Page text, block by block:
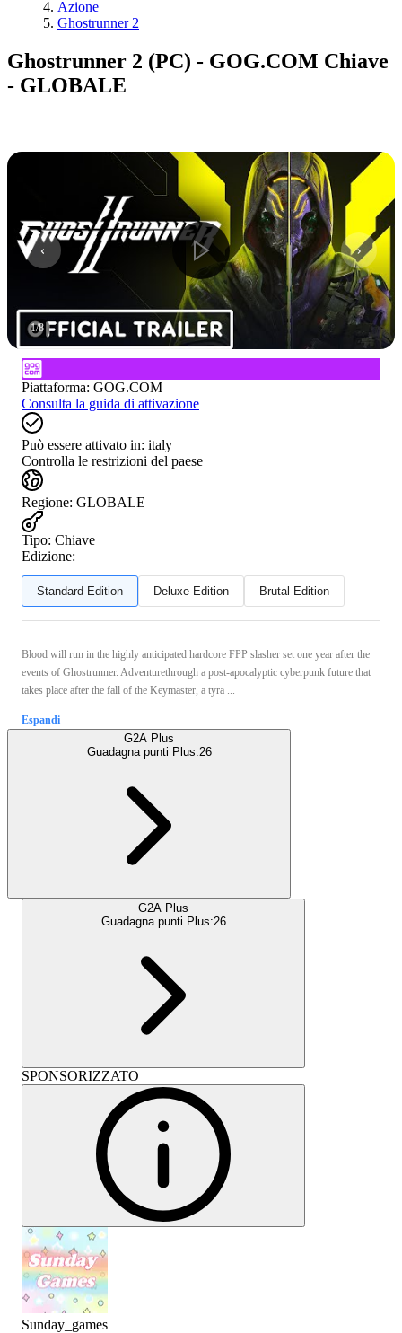
Azione
Ghostrunner 2
Ghostrunner 2 (PC) - GOG.COM Chiave
- GLOBALE
1/8
Piattaforma: GOG.COM
Consulta la guida di attivazione
Può essere attivato in: italy
Controlla le restrizioni del paese
Regione: GLOBALE
Tipo: Chiave
Edizione:
Standard Edition Deluxe Edition Brutal Edition
Blood will run in the highly anticipated hardcore FPP slasher set one year after the
events of Ghostrunner. Adventurethrough a post-apocalyptic cyberpunk future that
takes place after the fall of the Keymaster, a tyra ...
Espandi
G2A Plus
Guadagna punti Plus:26
G2A Plus
Guadagna punti Plus:26
SPONSORIZZATO
Sunday_games